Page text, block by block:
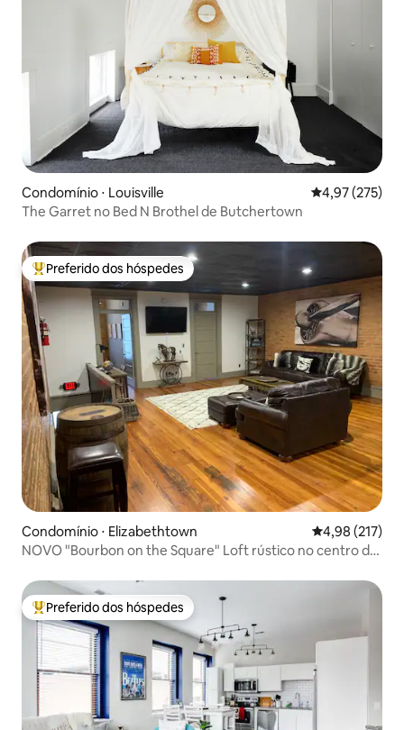
Condomínio ⋅ Louisville 4,97 de uma
4,97 (275)
The Garret no Bed N Brothel de Butchertown
Entre os melhores preferidos dos hóspedes
Preferido dos hóspedes
Condomínio ⋅ Elizabethtown 4,98 de uma
4,98 (217)
NOVO "Bourbon on the Square" Loft rústico no centro da
Entre os melhores preferidos dos hóspedes
Preferido dos hóspedes